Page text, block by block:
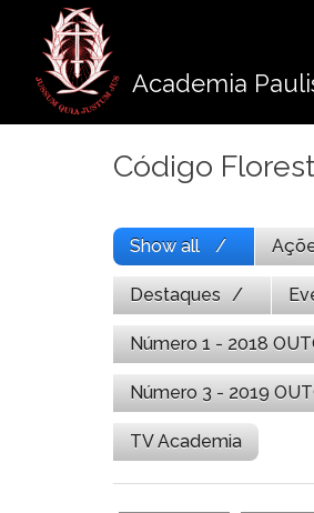
conteúdo
Academia
Código
Show all
Destaques
Número 1 - 2018
Número 3 - 2019
TV Academia